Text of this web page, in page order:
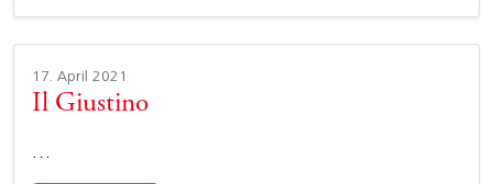
17. April 2021
Il Giustino
…